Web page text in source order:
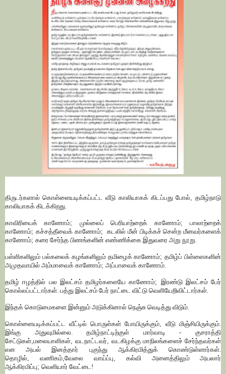
திருடர்களால் கொள்ளையடிக்கப்பட்ட வீடு காலியாகக் கிடப்பது போல் ,தமிழ்நாடு
காலியாகக் கிடக்கிறது.
காவிரியைக் காணோம்; முல்லைப் பெரியாற்றைக் காணோம்;பாலாற்றைக்
காணோம்; கச்சத்தீவைக் காணோம்; கடலில் மீன் பிடிக்கச் சென்ற மீனவர்களைக்
காணோம்; கரை சேர்ந்த பிணங்களின் எண்ணிக்கை இதுவரை அறு நூறு.
பள்ளிகளிலும் பல்கலைக் கழங்களிலும் தமிழைக் காணோம்;தமிழ்ப் பிள்ளைகளின்
அமுதவாயில் அம்மாவைக் காணோம்; அப்பாவைக் காணோம்.
தமிழ் ஈழத்தில் பல இலட்சம் தமிழர்களையே காணோம்; இரண்டு இலட்சம் பேர்
கொல்லப்பட்டார்கள். பத்து இலட்சம் பேர் நாட்டை விட்டு வெளியேறிவிட்டார்கள்.
இந்தக் கொடுமைகளை இன்னும் அடுக்கினால் நெஞ்சு வெடித்து விடும்.
கொள்ளையடிக்கப்பட்ட வீட்டில் பொருள்கள் போயிருக்கும்
வீடு மிஞ்சியிருக்கும்.
இங்கு அதுவுமில்லை. தமிழ்நாட்டிற்குள் மார்வாடி - குசராத்தி
சேட்டுகள் மலையாளிகள் வடநாட்டவர்
வடகிழக்கு மாநிலங்களைச் சேர்ந்தவர்கள்
என அயல் இனத்தார் புகுந்து ஆக்கிரமித்துக் கொண்டுள்ளார்கள்.
தொழில் ,வணிகம் ,வேலை வாய்ப்பு ,கல்வி அனைத்திலும் அயலார்
ஆக்கிரமிப்பு; வெளியார் வேட்டை!